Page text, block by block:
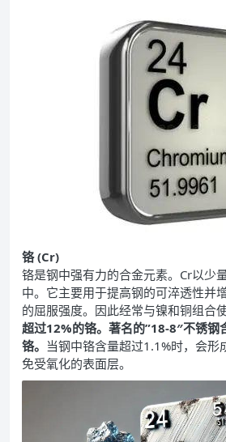
铬 (Cr)
铬是钢中强有力的合金元素。Cr以少
中。它主要用于提高钢的可淬透性并
的屈服强度。因此经常与镍和铜组合使
超过12%的铬。著名的”18-8″不锈钢
铬。 当钢中铬含量超过1.1%时，会形
免受氧化的表面层。